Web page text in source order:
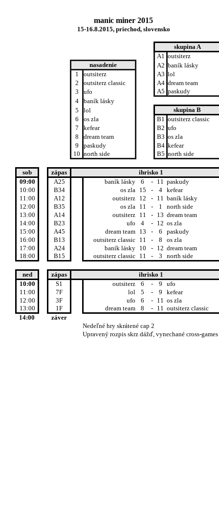
manic miner 2015
15-16.8.2015, priechod, slovensko
skupina A
A1 outsiterz
nasadenie
A2 baník lásky
1 outsiterz A3 lol
2 outsiterz classic A4 dream team
3 ufo A5 paskudy
4 baník lásky
5 lol
skupina B
6 os zla B1 outsiterz classic
7 kefear B2 ufo
8 dream team B3 os zla
9 paskudy B4 kefear
10 north side B5 north side
sob
zápas
ihrisko 1
09:00
A25 baník lásky 6 - 11 paskudy
10:00
B34 os zla 15 - 4
kefear
11:00
A12 outsiterz 12 - 11 baník lásky
12:00
B35 os zla 11 - 1
north side
13:00
A14 outsiterz 11 - 13 dream team
14:00
B23 ufo 4 - 12 os zla
15:00
A45 dream team 13 - 6
paskudy
16:00
B13 outsiterz classic 11 - 8
os zla
17:00
A24 baník lásky 10 - 12 dream team
18:00
B15 outsiterz classic 11 - 3 north side
ned zápas
ihrisko 1
10:00
S1 outsiterz 6 - 9
ufo
11:00
7F lol 5 - 9
kefear
12:00
3F ufo 6 - 11 os zla
13:00
1F dream team 8 - 11 outsiterz classic
14:00
záver
Nedeľné hry skrátené cap 2
Upravený rozpis skrz dážď, vynechané cross-games